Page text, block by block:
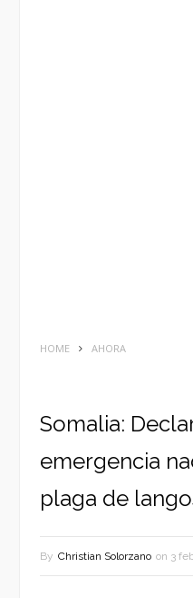
HOME AHORA
Somalia:
emergencia
plaga de
By Christian Solorzano on 3